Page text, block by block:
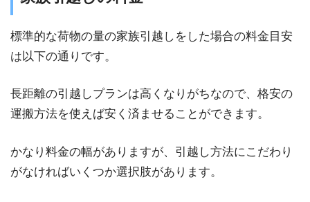
標準的な荷物の量の家族引越しをした場合の料金目安
は以下の通りです。
長距離の引越しプランは高くなりがちなので、格安の
運搬方法を使えば安く済ませることができます。
かなり料金の幅がありますが、引越し方法にこだわり
がなければいくつか選択肢があります。